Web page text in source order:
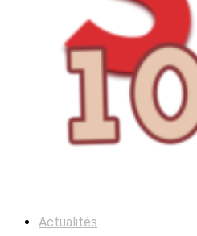
Actualités